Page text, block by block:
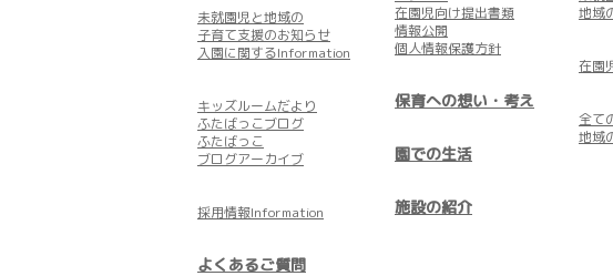
未就園児と地域の
子育て支援のお知らせ
入園に関するInformation
キッズルームだより
ふたばっこブログ
ふたばっこ
ブログアーカイブ
採用情報Information
よくあるご質問
在園児向け提出書類
情報公開
個人情報保護方針
保育への想い・考え
園での生活
施設の紹介
地域
在園
全て
地域